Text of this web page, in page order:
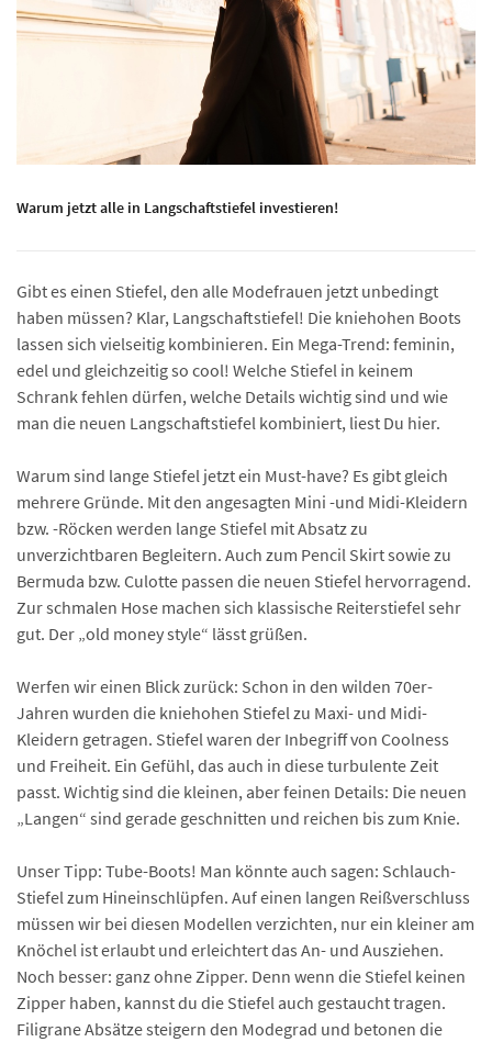
Warum jetzt alle in Langschaftstiefel investieren!
Gibt es einen Stiefel, den alle Modefrauen jetzt unbedingt
haben müssen? Klar, Langschaftstiefel! Die kniehohen Boots
lassen sich vielseitig kombinieren. Ein Mega-Trend: feminin,
edel und gleichzeitig so cool! Welche Stiefel in keinem
Schrank fehlen dürfen, welche Details wichtig sind und wie
man die neuen Langschaftstiefel kombiniert, liest Du hier.
Warum sind lange Stiefel jetzt ein Must-have? Es gibt gleich
mehrere Gründe. Mit den angesagten Mini -und Midi-Kleidern
bzw. -Röcken werden lange Stiefel mit Absatz zu
unverzichtbaren Begleitern. Auch zum Pencil Skirt sowie zu
Bermuda bzw. Culotte passen die neuen Stiefel hervorragend.
Zur schmalen Hose machen sich klassische Reiterstiefel sehr
gut. Der „old money style“ lässt grüßen.
Werfen wir einen Blick zurück: Schon in den wilden 70er-
Jahren wurden die kniehohen Stiefel zu Maxi- und Midi-
Kleidern getragen. Stiefel waren der Inbegriff von Coolness
und Freiheit. Ein Gefühl, das auch in diese turbulente Zeit
passt. Wichtig sind die kleinen, aber feinen Details: Die neuen
„Langen“ sind gerade geschnitten und reichen bis zum Knie.
Unser Tipp: Tube-Boots! Man könnte auch sagen: Schlauch-
Stiefel zum Hineinschlüpfen. Auf einen langen Reißverschluss
müssen wir bei diesen Modellen verzichten, nur ein kleiner am
Knöchel ist erlaubt und erleichtert das An- und Ausziehen.
Noch besser: ganz ohne Zipper. Denn wenn die Stiefel keinen
Zipper haben, kannst du die Stiefel auch gestaucht tragen.
Filigrane Absätze steigern den Modegrad und betonen die